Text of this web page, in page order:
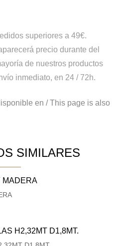
superiores a 49€.
precio durante del
de nuestros productos
inmediato, en 24 / 72h.
en / This page is also
SIMILARES